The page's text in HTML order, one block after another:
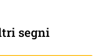
segni